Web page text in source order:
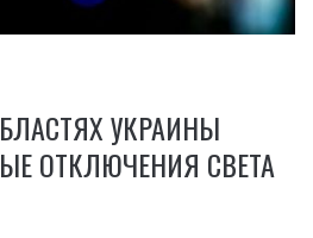
УКРАИНЫ
ОТКЛЮЧЕНИЯ СВЕТА